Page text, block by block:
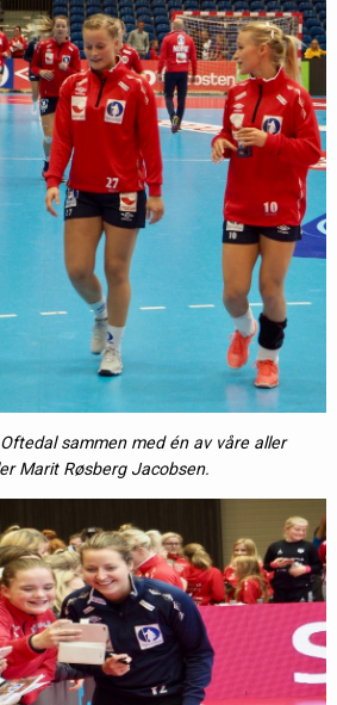
sammen med én av våre aller
Marit Røsberg Jacobsen.